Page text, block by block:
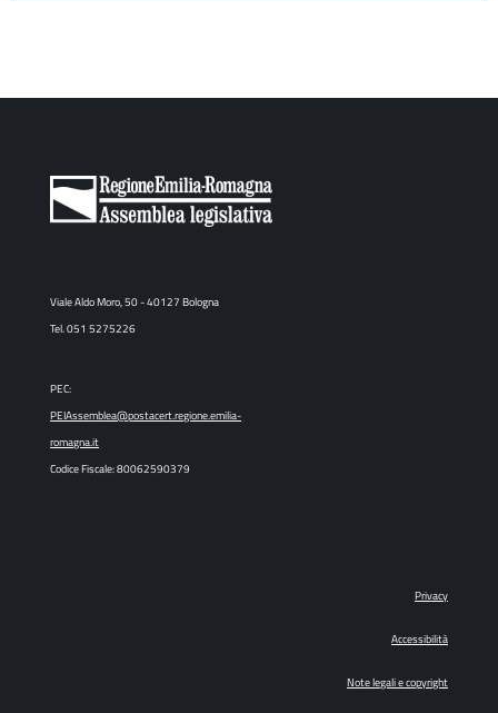
Viale Aldo Moro, 50 - 40127 Bologna
Tel. 051 5275226
PEC:
PEIAssemblea@postacert.regione.emilia-
romagna.it
Codice Fiscale: 80062590379
Privacy
Accessibilità
Note legali e copyright